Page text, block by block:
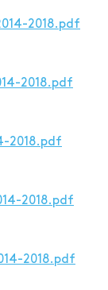
2018.pdf
2018.pdf
2018.pdf
2018.pdf
2018.pdf